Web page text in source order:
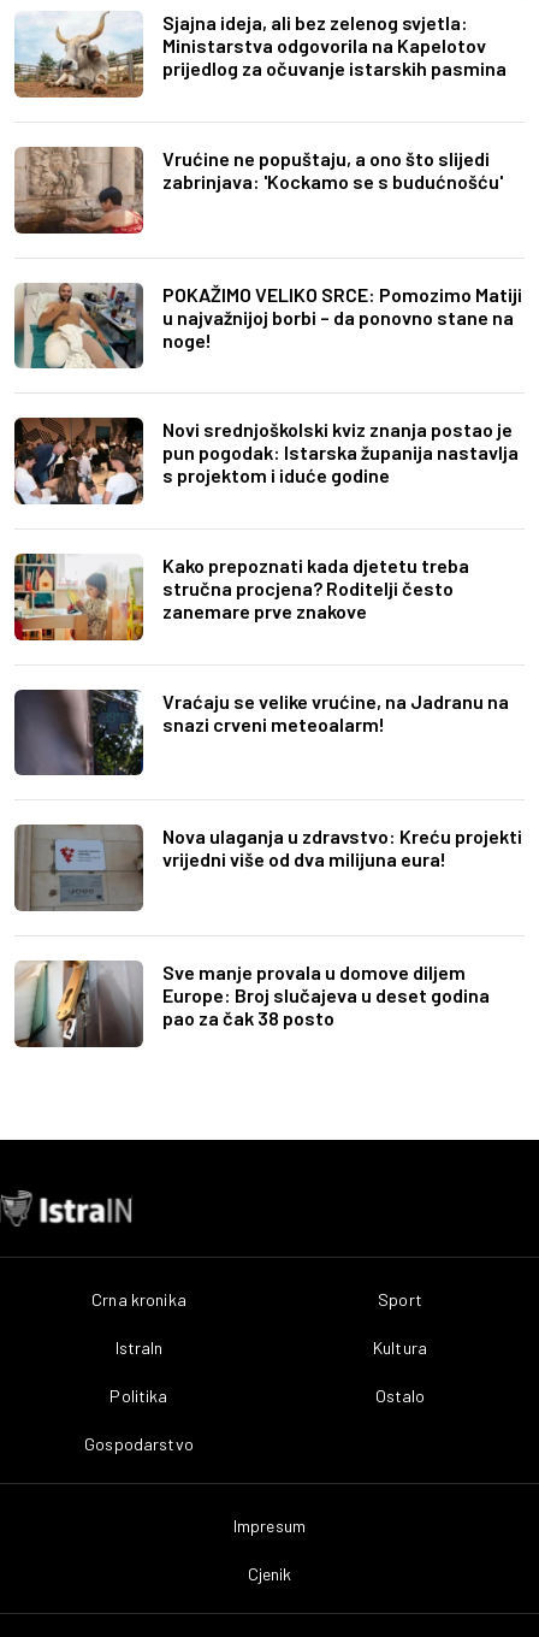
Sjajna ideja, ali bez zelenog svjetla:
Ministarstva odgovorila na Kapelotov
prijedlog za očuvanje istarskih pasmina
Vrućine ne popuštaju, a ono što slijedi
zabrinjava: 'Kockamo se s budućnošću'
POKAŽIMO VELIKO SRCE: Pomozimo Matiji
u najvažnijoj borbi – da ponovno stane na
noge!
Novi srednjoškolski kviz znanja postao je
pun pogodak: Istarska županija nastavlja
s projektom i iduće godine
Kako prepoznati kada djetetu treba
stručna procjena? Roditelji često
zanemare prve znakove
Vraćaju se velike vrućine, na Jadranu na
snazi crveni meteoalarm!
Nova ulaganja u zdravstvo: Kreću projekti
vrijedni više od dva milijuna eura!
Sve manje provala u domove diljem
Europe: Broj slučajeva u deset godina
pao za čak 38 posto
Crna kronika
IstraIn
Politika
Gospodarstvo
Sport
Kultura
Ostalo
Impresum
Cjenik